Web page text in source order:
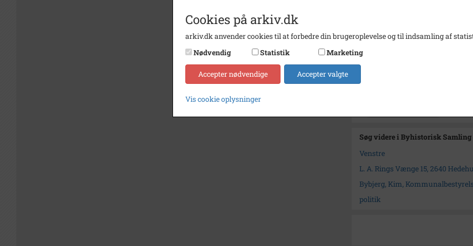
Enhed
Høje
Arkiv
Søg videre i Byhistorisk
Venstre
L. A. Rings Vænge 15, 2640
Bybjerg, Kim,
politik
Cookies på arkiv.dk
arkiv.dk anvender cookies til at forbedre din brugeroplevelse og til indsamling af
Nødvendig
Statistik Marketing
Accepter nødvendige Accepter valgte
Vis cookie oplysninger